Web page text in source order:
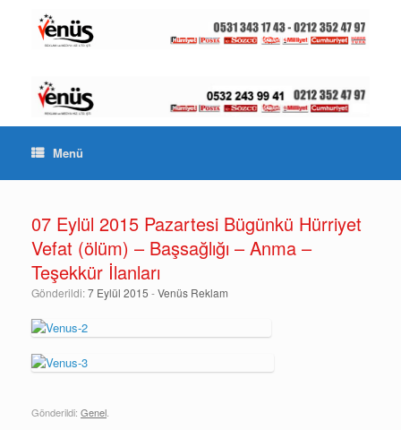
Menü
07 Eylül 2015 Pazartesi Bügünkü Hürriyet
Vefat (ölüm) – Başsağlığı – Anma –
Teşekkür İlanları
Gönderildi:7 Eylül 2015 -Venüs Reklam
Gönderildi: Genel.